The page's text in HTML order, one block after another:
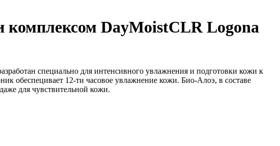
DayMoistCLR Logona
специально для интенсивного увлажнения и подготовки кожи к
обеспецивает 12-ти часовое увлажнение кожи. Био-Алоэ, в составе
для чувствительной кожи.